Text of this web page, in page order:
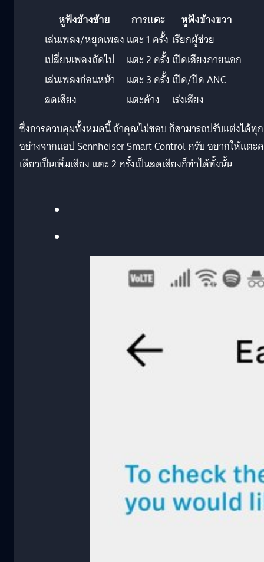
หูฟังข้างซ้าย
การแตะ
หูฟังข้างขวา
เล่นเพลง/หยุดเพลง แตะ 1 ครั้ง เรียกผู้ช่วย
เปลี่ยนเพลงถัดไป
แตะ 2 ครั้ง เปิดเสียงภายนอก
เล่นเพลงก่อนหน้า
แตะ 3 ครั้ง เปิด/ปิด ANC
ลดเสียง
แตะค้าง
เร่งเสียง
ซึ่งการควบคุมทั้งหมดนี้ ถ้าคุณไม่ชอบ ก็สามารถปรับแต่งได้ทุก
อย่างจากแอป Sennheiser Smart Control ครับ อยากให้แตะ
เดียวเป็นเพิ่มเสียง แตะ 2 ครั้งเป็นลดเสียงก็ทำได้ทั้งนั้น